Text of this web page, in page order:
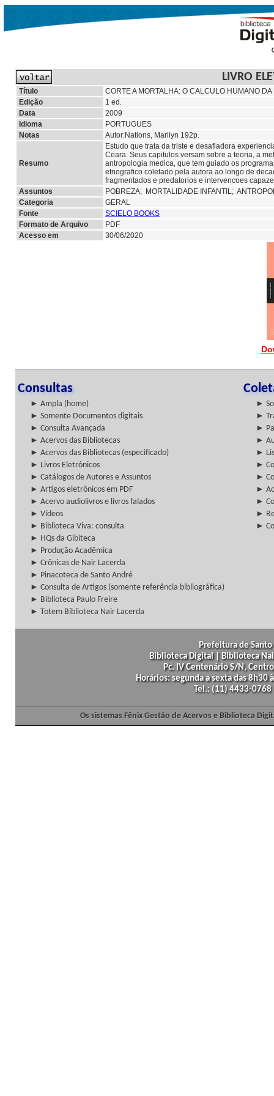
LIVRO
Título
CORTE A MORTALHA: O CALCULO HUMANO
Edição
1 ed.
Data
2009
Idioma
PORTUGUES
Notas
Autor:Nations, Marilyn 192p.
Resumo
Estudo que trata da triste e desafiadora
Ceara. Seus capitulos versam sobre a teoria, a
antropologia medica, que tem guiado os
etnografico coletado pela autora ao longo de
fragmentados e predatorios e intervencoes
Assuntos
POBREZA; MORTALIDADE INFANTIL;
Categoria
GERAL
Fonte
SCIELO BOOKS
Formato de Arquivo
PDF
Acesso em
30/06/2020
Consultas
► Ampla (home)
►
► Somente Documentos digitais
►
► Consulta Avançada
►
► Acervos das Bibliotecas
►
► Acervos das Bibliotecas (especificado)
►
► Livros Eletrônicos
►
► Catálogos de Autores e Assuntos
►
► Artigos eletrônicos em PDF
►
► Acervo audiolivros e livros falados
►
► Vídeos
►
► Biblioteca Viva: consulta
►
► HQs da Gibiteca
► Produção Acadêmica
► Crônicas de Nair Lacerda
► Pinacoteca de Santo André
► Consulta de Artigos (somente referência bibliográfica)
► Biblioteca Paulo Freire
► Totem Biblioteca Nair Lacerda
Prefeitura de
Biblioteca Digital | Biblioteca
Pc. IV Centenário S/N,
Horários: segunda a sexta das
Tel.: (11) 4433-
Os sistemas Fênix Gestão de Acervos e Biblioteca